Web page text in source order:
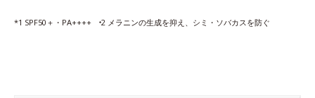
*1 SPF50＋・PA++++ ⁺2 メラニンの生成を抑え、シミ・ソバカスを防ぐ